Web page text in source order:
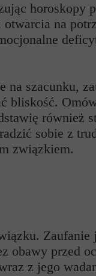
horoskopy
na
na szacunku,
bliskość.
również
sobie z
związkiem.
Zaufanie
obawy przed
z jego